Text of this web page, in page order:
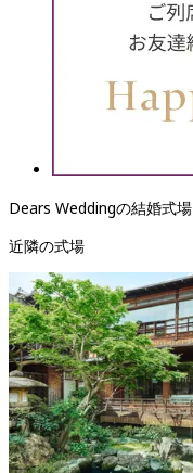
Dears Weddingの結婚式場
近隣の式場